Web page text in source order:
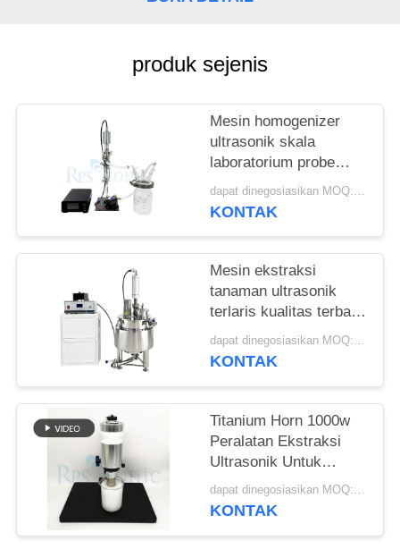
produk sejenis
Mesin homogenizer
ultrasonik skala
laboratorium probe
sonikasi ultrasonik
dapat dinegosiasikan MOQ:1 Set
KONTAK
Mesin ekstraksi
tanaman ultrasonik
terlaris kualitas terbaik
dengan tangki
pencampur pengaduk
dapat dinegosiasikan MOQ:1 Set
KONTAK
Titanium Horn 1000w
Peralatan Ekstraksi
Ultrasonik Untuk
Pengobatan Cina
dapat dinegosiasikan MOQ:1 buah
KONTAK